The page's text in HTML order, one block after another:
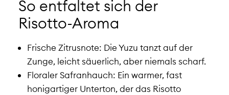
So entfaltet sich der
Risotto-Aroma
Frische Zitrusnote: Die Yuzu tanzt auf der
Zunge, leicht säuerlich, aber niemals scharf.
Floraler Safranhauch: Ein warmer, fast
honigartiger Unterton, der das Risotto